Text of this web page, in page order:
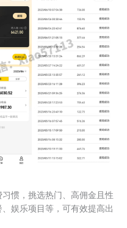
习惯，挑选热门、高佣金且性
娱乐项目等，可有效提高出